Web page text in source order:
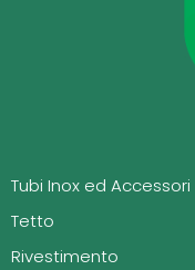
Tubi Inox ed Accessori
Tetto
Rivestimento